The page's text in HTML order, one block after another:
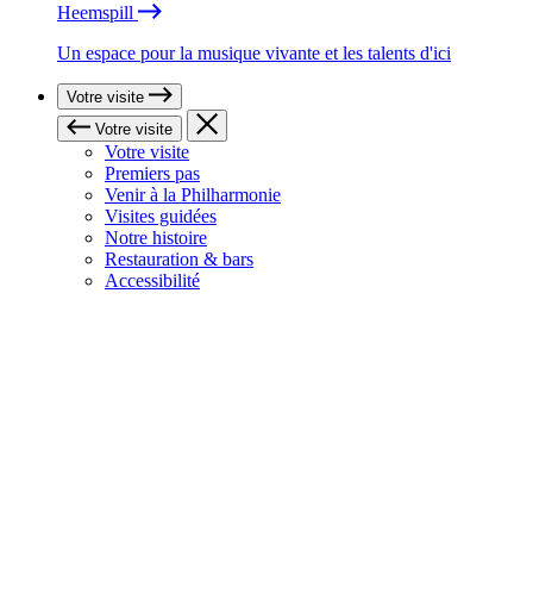
Heemspill
Un espace pour la musique vivante et les talents d'ici
Votre visite
Votre visite
Votre visite
Premiers pas
Venir à la Philharmonie
Visites guidées
Notre histoire
Restauration & bars
Accessibilité